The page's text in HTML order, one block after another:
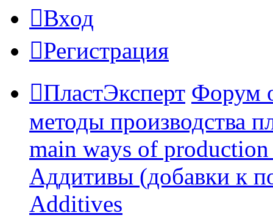
Вход
Регистрация
ПластЭксперт Форум
методы производства
main ways of
Аддитивы (добавки к
Additives